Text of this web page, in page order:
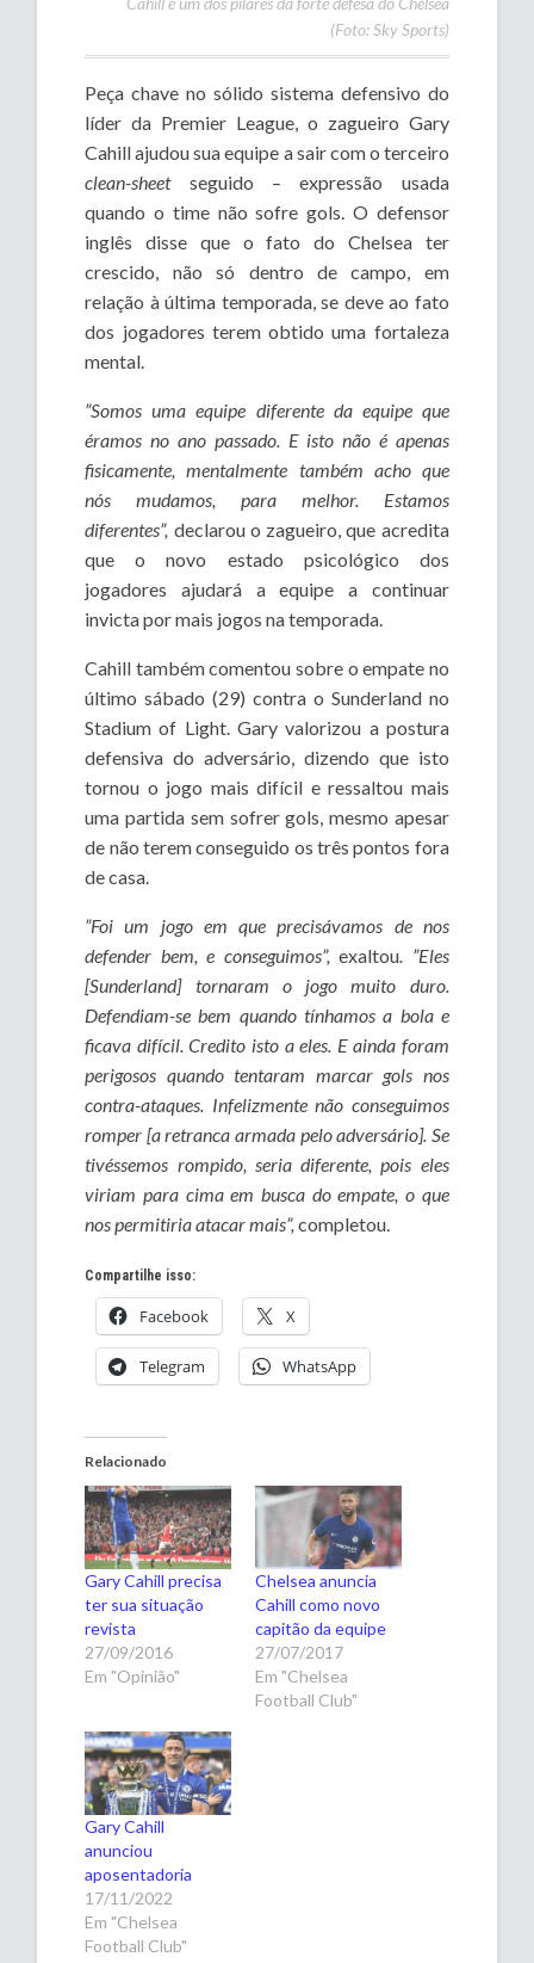
(Foto: Sky Sports)
Peça chave no sólido sistema defensivo do
líder da Premier League, o zagueiro Gary
Cahill ajudou sua equipe a sair com o terceiro
clean-sheetseguido – expressão usada
quando o time não sofre gols. O defensor
inglês disse que o fato do Chelsea ter
crescido, não só dentro de campo, em
relação à última temporada, se deve ao fato
dos jogadores terem obtido uma fortaleza
mental.
”Somos uma equipe diferente da equipe que
éramos no ano passado. E isto não é apenas
fisicamente, mentalmente também acho que
nós mudamos, para melhor. Estamos
diferentes”, declarou o zagueiro, que acredita
que o novo estado psicológico dos
jogadores ajudará a equipe a continuar
invicta por mais jogos na temporada.
Cahill também comentou sobre o empate no
último sábado (29) contra o Sunderland no
Stadium of Light. Gary valorizou a postura
defensiva do adversário, dizendo que isto
tornou o jogo mais difícil e ressaltou mais
uma partida sem sofrer gols, mesmo apesar
de não terem conseguido os três pontos fora
de casa.
”Foi um jogo em que precisávamos de nos
defender bem, e conseguimos”,exaltou. ”Eles
[Sunderland] tornaram o jogo muito duro.
Defendiam-se bem quando tínhamos a bola e
ficava difícil. Credito isto a eles. E ainda foram
perigosos quando tentaram marcar gols nos
contra-ataques. Infelizmente não conseguimos
romper [a retranca armada pelo adversário]. Se
tivéssemos rompido, seria diferente, pois eles
viriam para cima em busca do empate, o que
nos permitiria atacar mais”, completou.
Compartilhe isso:
Facebook X
Telegram WhatsApp
Relacionado
Gary Cahill precisa
ter sua situação
revista
27/09/2016
Em "Opinião"
Chelsea anuncia
Cahill como novo
capitão da equipe
27/07/2017
Em "Chelsea
Football Club"
Gary Cahill
anunciou
aposentadoria
17/11/2022
Em "Chelsea
Football Club"